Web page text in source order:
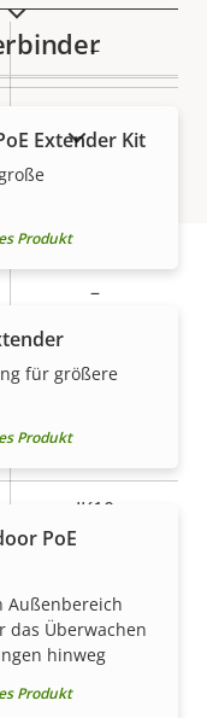
–
–
-40 to 55 °C
IK10
PVC free
Extender Kit
Produkt
für größere
Produkt
PoE
Außenbereich
das Überwachen
hinweg
Produkt
für
bietet